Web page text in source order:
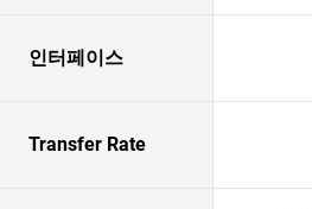
인터페이스
Transfer Rate